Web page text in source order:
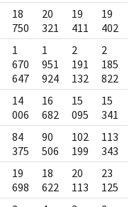
18
750
20
321
19
411
19
402
1
670
647
1
951
924
2
191
132
2
185
822
14
006
16
682
15
095
15
341
84
375
90
506
102
199
113
343
19
698
18
622
20
113
23
125